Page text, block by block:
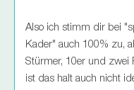
Also ich stimm dir bei
Kader" auch 100% zu,
Stürmer, 10er und zwei
ist das halt auch nicht